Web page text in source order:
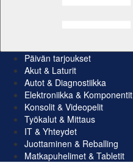
Päivän tarjoukset
Akut & Laturit
Autot & Diagnostiikka
Elektroniikka & Komponentit
Konsolit & Videopelit
Työkalut & Mittaus
IT & Yhteydet
Juottaminen & Reballing
Matkapuhelimet & Tabletit